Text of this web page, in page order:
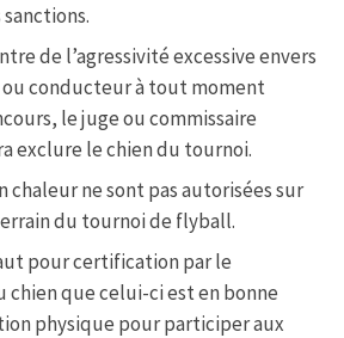
de l’agressivité excessive envers
conducteur à tout moment
le juge ou commissaire
exclure le chien du tournoi.
chaleur ne sont pas autorisées sur
du tournoi de flyball.
pour certification par le
chien que celui-ci est en bonne
physique pour participer aux